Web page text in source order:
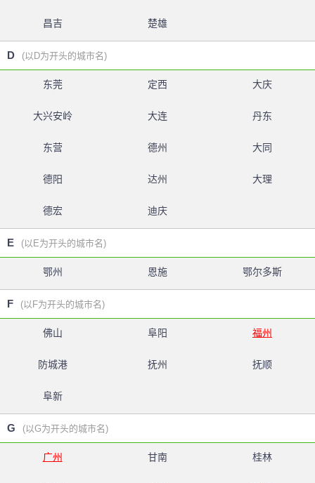
昌吉 楚雄
D (以D为开头的城市名)
东莞 定西 大庆
大兴安岭 大连 丹东
东营 德州 大同
德阳 达州 大理
德宏 迪庆
E (以E为开头的城市名)
鄂州 恩施 鄂尔多斯
F (以F为开头的城市名)
佛山 阜阳 福州
防城港 抚州 抚顺
阜新
G (以G为开头的城市名)
广州 甘南 桂林